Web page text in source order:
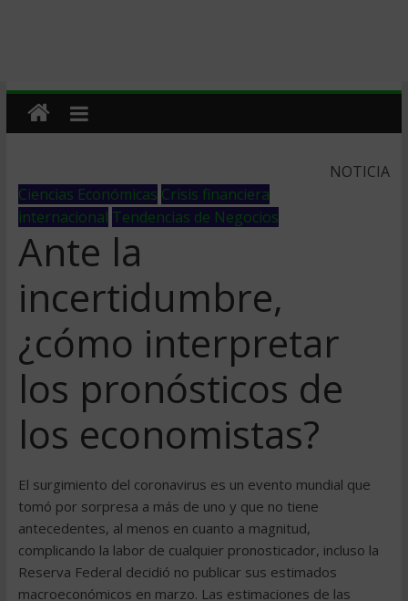
NOTICIA
Ciencias Económicas Crisis financiera
internacional Tendencias de Negocios
Ante la
incertidumbre,
¿cómo interpretar
los pronósticos de
los economistas?
El surgimiento del coronavirus es un evento mundial que
tomó por sorpresa a más de uno y que no tiene
antecedentes, al menos en cuanto a magnitud,
complicando la labor de cualquier pronosticador, incluso la
Reserva Federal decidió no publicar sus estimados
macroeconómicos en marzo. Las estimaciones de las